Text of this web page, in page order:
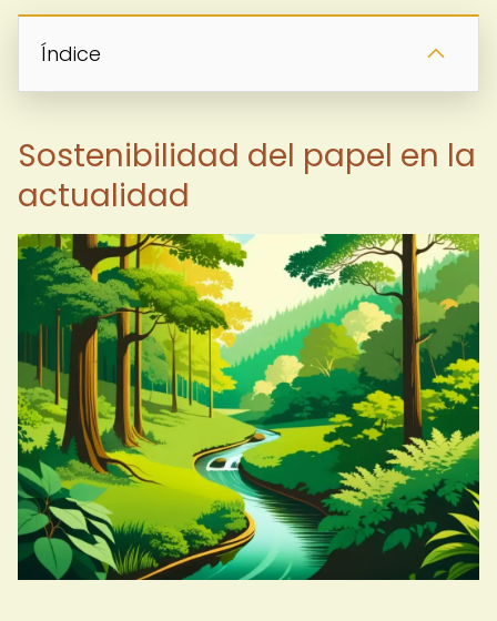
Índice
Sostenibilidad del papel en la
actualidad